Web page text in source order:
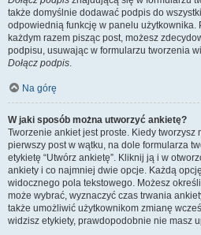
także domyślnie dodawać podpis do
odpowiednią funkcję w panelu użytkownika.
każdym razem pisząc post, możesz
podpisu, usuwając w formularzu tworzenia
Dołącz podpis.
Na górę
W jaki sposób można utworzyć ankietę?
Tworzenie ankiet jest proste. Kiedy tworzysz
pierwszy post w wątku, na dole formularza
etykietę “Utwórz ankietę”. Kliknij ją i w
ankiety i co najmniej dwie opcje. Każdą
widocznego pola tekstowego. Możesz
może wybrać, wyznaczyć czas trwania
także umożliwić użytkownikom zmianę
widzisz etykiety, prawdopodobnie nie masz